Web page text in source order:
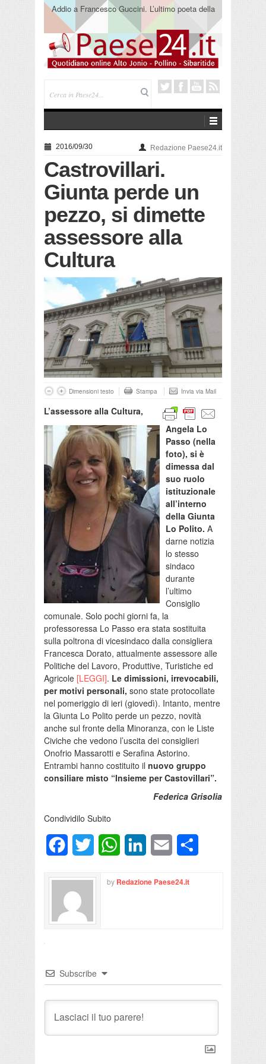
Addio a Francesco Guccini. L’ultimo poeta della
canzone impegnata
2016/09/30 Redazione Paese24.it
Castrovillari.
Giunta perde un
pezzo, si dimette
assessore alla
Cultura
Dimensioni testo Stampa Invia via Mail
L’assessore alla Cultura,
Angela Lo
Passo (nella
foto), si è
dimessa dal
suo ruolo
istituzionale
all’interno
della Giunta
Lo Polito. A
darne notizia
lo stesso
sindaco
durante
l’ultimo
Consiglio
comunale. Solo pochi giorni fa, la
professoressa Lo Passo era stata sostituita
sulla poltrona di vicesindaco dalla consigliera
Francesca Dorato, attualmente assessore alle
Politiche del Lavoro, Produttive, Turistiche ed
Agricole [LEGGI]. Le dimissioni, irrevocabili,
per motivi personali, sono state protocollate
nel pomeriggio di ieri (giovedì). Intanto, mentre
la Giunta Lo Polito perde un pezzo, novità
anche sul fronte della Minoranza, con le Liste
Civiche che vedono l’uscita dei consiglieri
Onofrio Massarotti e Serafina Astorino.
Entrambi hanno costituito il nuovo gruppo
consiliare misto “Insieme per Castovillari”.
Federica Grisolia
Condividilo Subito
FacebookTwitter WhatsAppLinkedInEmail
by Redazione Paese24.it
Subscribe